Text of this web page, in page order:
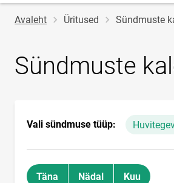
Jälglink
Avaleht Üritused Sündmuste
Sündmuste
Vali sündmuse tüüp:
Täna Nädal Kuu